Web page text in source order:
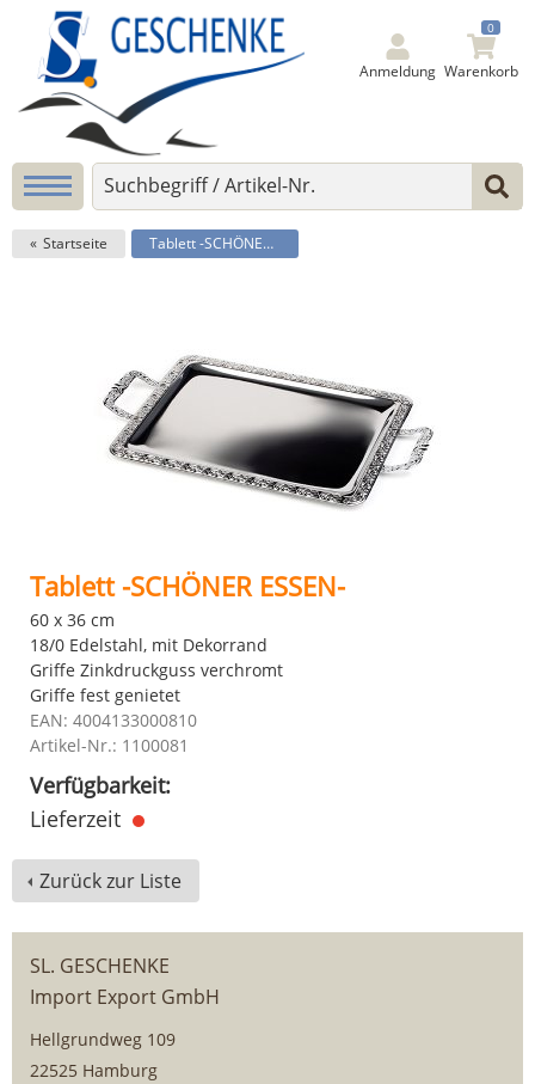
Anmeldung
0
Warenkorb
Startseite Tablett -SCHÖNER ESSEN-
Tablett -SCHÖNER ESSEN-
60 x 36 cm
18/0 Edelstahl, mit Dekorrand
Griffe Zinkdruckguss verchromt
Griffe fest genietet
EAN: 4004133000810
Artikel-Nr.: 1100081
Verfügbarkeit:
Lieferzeit
Zurück zur Liste
SL. GESCHENKE
Import Export GmbH
Hellgrundweg 109
22525 Hamburg